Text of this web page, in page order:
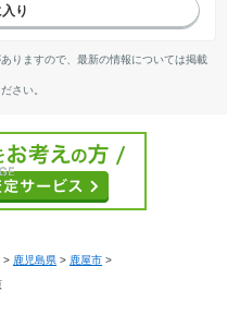
りますので、最新の情報については掲載
さい。
> 鹿児島県 > 鹿屋市 >